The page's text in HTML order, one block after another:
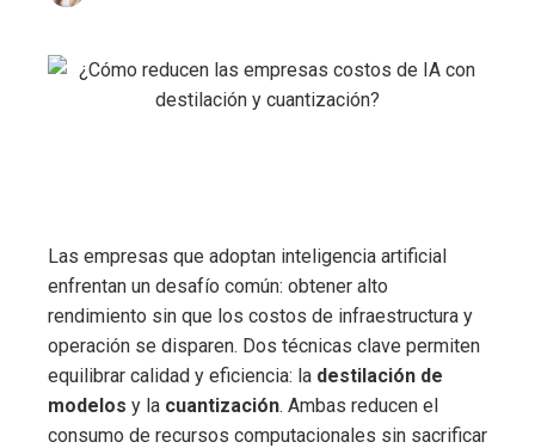
Las empresas que adoptan inteligencia artificial
enfrentan un desafío común: obtener alto
rendimiento sin que los costos de infraestructura y
operación se disparen. Dos técnicas clave permiten
equilibrar calidad y eficiencia: la destilación de
modelos y la cuantización. Ambas reducen el
consumo de recursos computacionales sin sacrificar